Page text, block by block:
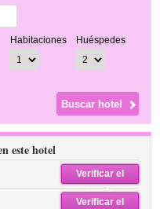
Habitaciones Huéspedes
este hotel
Verificar el
precio
Verificar el